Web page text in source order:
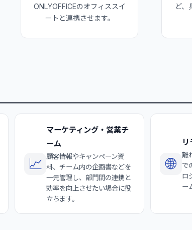
ONLYOFFICEのオフィススイ
ートと連携させます。
ど、
📈
マーケティング・営業チ
ーム
顧客情報やキャンペーン資
料、チーム内の企画書などを
一元管理し、部門間の連携と
効率を向上させたい場合に役
立ちます。
🌐
離
で
ロ
ー